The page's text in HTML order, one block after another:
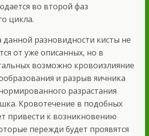
во второй фаз
цикла.
разновидности кисты не
от уже описанных, но в
возможно кровоизлияние
и разрыв яичника
разрастания
Кровотечение в подобных
привести к возникновению
пережди будет проявятся